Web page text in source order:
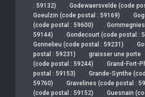
: 59132)
, Godewaersvelde (code
Goeulzin (code postal : 59169) ,
(code postal : 59600)
,
59144)
, Gondecourt (code postal :
Gonnelieu (code postal : 59231) ,
postal : 59231)
, graisser une porte
(code postal : 59244)
, Grand-Fort-
postal : 59153)
, Grande-Synthe
59760)
, Gravelines (code postal :
(code postal : 59152)
, Guesnain